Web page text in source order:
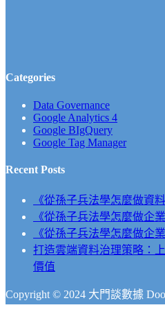
Categories
Data Governance
Google Analytics 4
Google BIgQuery
Google Tag Manager
Recent Posts
《從孫子兵法學怎麼做資
《從孫子兵法學怎麼做企
《從孫子兵法學怎麼做企
打造雲端資料治理策略：
價值
Copyright © 2024 大門談數據